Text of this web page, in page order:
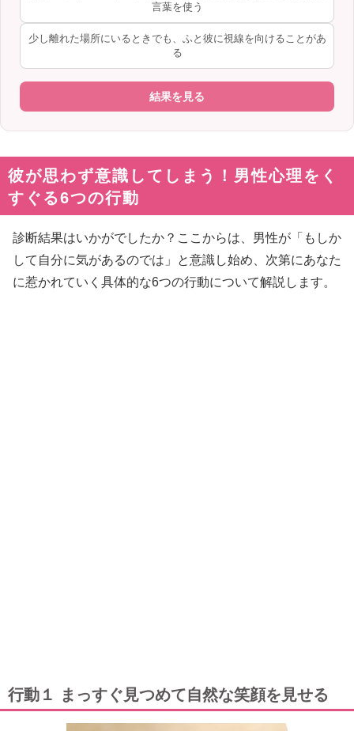
言葉を使う
少し離れた場所にいるときでも、ふと彼に視線を向けることがあ
る
結果を見る
彼が思わず意識してしまう！男性心理をく
すぐる6つの行動
診断結果はいかがでしたか？ここからは、男性が「もしか
して自分に気があるのでは」と意識し始め、次第にあなた
に惹かれていく具体的な6つの行動について解説します。
行動１ まっすぐ見つめて自然な笑顔を見せる